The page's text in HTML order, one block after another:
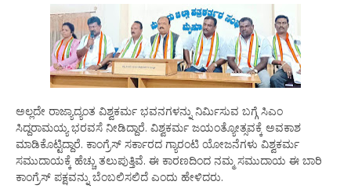
ಅಲ್ಲದೇ ರಾಜ್ಯಾದ್ಯಂತ ವಿಶ್ವಕರ್ಮ ಭವನಗಳನ್ನು ನಿರ್ಮಿಸುವ ಬಗ್ಗೆ ಸಿಎಂ
ಸಿದ್ದರಾಮಯ್ಯ ಭರವಸೆ ನೀಡಿದ್ದಾರೆ. ವಿಶ್ವಕರ್ಮ ಜಯಂತ್ಯೋತ್ಸವಕ್ಕೆ ಅವಕಾಶ
ಮಾಡಿಕೊಟ್ಟಿದ್ದಾರೆ. ಕಾಂಗ್ರೆಸ್ ಸರ್ಕಾರದ ಗ್ಯಾರಂಟಿ ಯೋಜನೆಗಳು ವಿಶ್ವಕರ್ಮ
ಸಮುದಾಯಕ್ಕೆ ಹೆಚ್ಚು ತಲುಪುತ್ತಿವೆ. ಈ ಕಾರಣದಿಂದ ನಮ್ಮ ಸಮುದಾಯ ಈ ಬಾರಿ
ಕಾಂಗ್ರೆಸ್ ಪಕ್ಷವನ್ನು ಬೆಂಬಲಿಸಲಿದೆ ಎಂದು ಹೇಳಿದರು.